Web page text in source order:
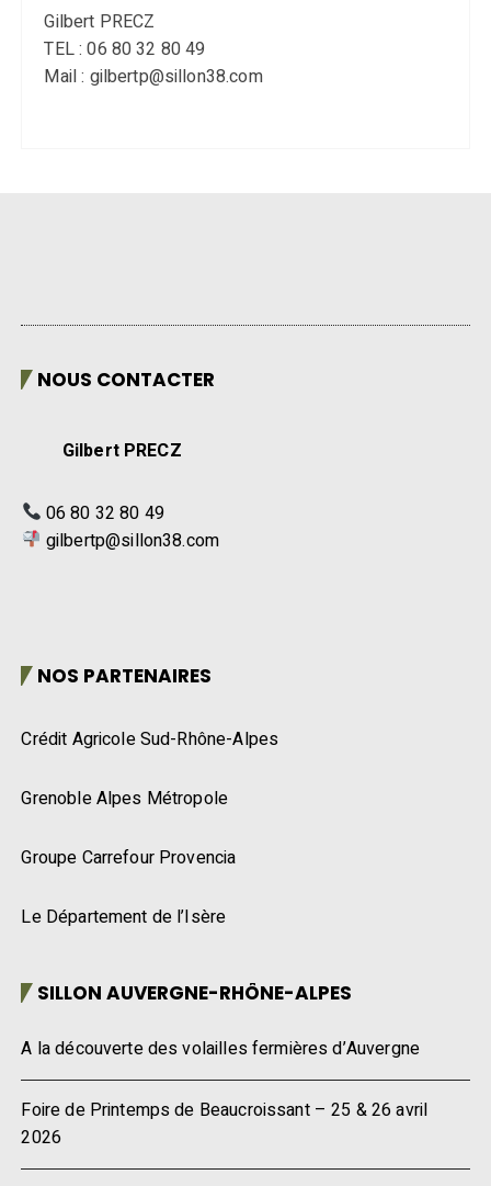
Gilbert PRECZ
TEL : 06 80 32 80 49
Mail : gilbertp@sillon38.com
NOUS CONTACTER
Gilbert PRECZ
06 80 32 80 49
gilbertp@sillon38.com
NOS PARTENAIRES
Crédit Agricole Sud-Rhône-Alpes
Grenoble Alpes Métropole
Groupe Carrefour Provencia
Le Département de l’Isère
SILLON AUVERGNE-RHÔNE-ALPES
A la découverte des volailles fermières d’Auvergne
Foire de Printemps de Beaucroissant – 25 & 26 avril
2026